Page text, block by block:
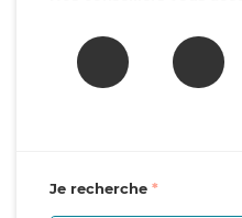
Je recherche